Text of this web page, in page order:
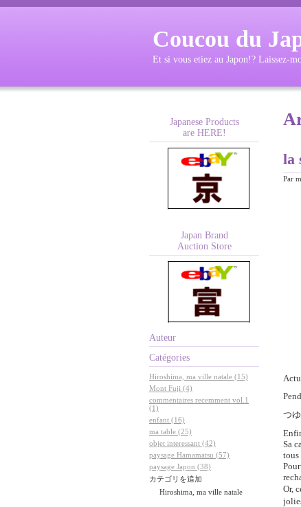
Coucou du
Et si vous etiez au Japon!? Laissez-
la
Par
つゆ
Sa
tous
Or,
Japanese Products
are HERE!
Japan Brand
Auction Store
Auteur
Catégories
Hiroshima, ma ville natale (15)
Mont Fuji (4)
commentaires recemment vol.1
(1)
enfant (16)
ma table (25)
objet interessant (42)
paysage Hamamatsu (57)
paysage Japon (38)
カテゴリを追加
Hiroshima, ma ville natale